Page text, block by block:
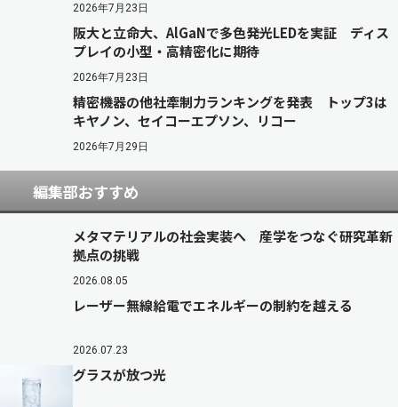
2026年7月23日
阪大と立命大、AlGaNで多色発光LEDを実証 ディス
プレイの小型・高精密化に期待
2026年7月23日
精密機器の他社牽制力ランキングを発表 トップ3は
キヤノン、セイコーエプソン、リコー
2026年7月29日
編集部おすすめ
メタマテリアルの社会実装へ 産学をつなぐ研究革新
拠点の挑戦
2026.08.05
レーザー無線給電でエネルギーの制約を越える
2026.07.23
グラスが放つ光